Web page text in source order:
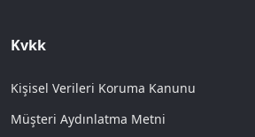
Kvkk
Kişisel Verileri Koruma Kanunu
Müşteri Aydınlatma Metni